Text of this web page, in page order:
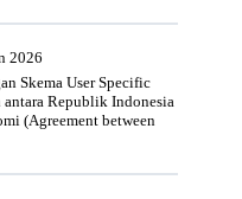
2026
Skema User Specific
antara Republik Indonesia
(Agreement between